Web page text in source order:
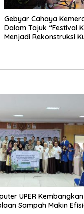
Gebyar Cahaya
Dalam Tajuk “Festival
Menjadi Rekonstruksi
UPER Kembangkan
Sampah Makin